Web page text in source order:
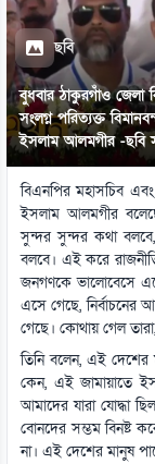
ছবি
বুধবার ঠাকুরগাঁও
সংলগ্ন পরিত্যক্ত
ইসলাম আলমগীর -ছবি
বিএনপির মহাসচিব এবং
ইসলাম আলমগীর
সুন্দর সুন্দর কথা
বলবে। এই করে
জনগণকে ভালোবেসে
এসে গেছে, নির্বাচনের
গেছে। কোথায় গেল
তিনি বলেন, এই দেশের
কেন, এই জামায়াতে
আমাদের যারা যোদ্ধা
বোনদের সম্ভম বিনষ্ট
না। এই দেশের মানুষ